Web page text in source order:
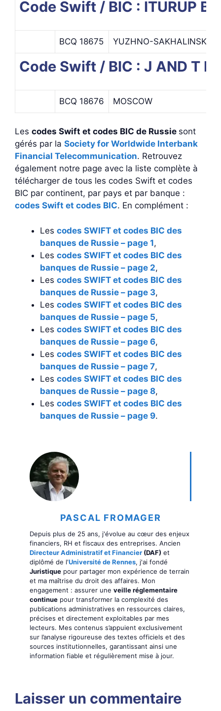
Code Swift / BIC : ITURUP
BCQ 18675 YUZHNO-SAKHALINSK
Code Swift / BIC : J AND T
BCQ 18676 MOSCOW
Les codes Swift et codes BIC de Russie sont
gérés par la Society for Worldwide Interbank
Financial Telecommunication. Retrouvez
également notre page avec la liste complète à
télécharger de tous les codes Swift et codes
BIC par continent, par pays et par banque :
codes Swift et codes BIC. En complément :
Les codes SWIFT et codes BIC des
banques de Russie – page 1,
Les codes SWIFT et codes BIC des
banques de Russie – page 2,
Les codes SWIFT et codes BIC des
banques de Russie – page 3,
Les codes SWIFT et codes BIC des
banques de Russie – page 5,
Les codes SWIFT et codes BIC des
banques de Russie – page 6,
Les codes SWIFT et codes BIC des
banques de Russie – page 7,
Les codes SWIFT et codes BIC des
banques de Russie – page 8,
Les codes SWIFT et codes BIC des
banques de Russie – page 9.
PASCAL FROMAGER
Depuis plus de 25 ans, j'évolue au cœur des enjeux
financiers, RH et fiscaux des entreprises. Ancien
Directeur Administratif et Financier (DAF) et
diplômé de l'Université de Rennes, j'ai fondé
Juristique pour partager mon expérience de terrain
et ma maîtrise du droit des affaires. Mon
engagement : assurer une veille réglementaire
continue pour transformer la complexité des
publications administratives en ressources claires,
précises et directement exploitables par mes
lecteurs. Mes contenus s’appuient exclusivement
sur l’analyse rigoureuse des textes officiels et des
sources institutionnelles, garantissant ainsi une
information fiable et régulièrement mise à jour.
Laisser un commentaire